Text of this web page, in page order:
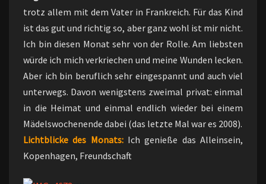
trotz allem mit dem Vater in Frankreich. Für das Kind
ist das gut und richtig so, aber ganz wohl ist mir nicht.
Ich bin diesen Monat sehr von der Rolle. Am liebsten
würde ich mich verkriechen und meine Wunden lecken.
Aber ich bin beruflich sehr eingespannt und auch viel
unterwegs. Davon wenigstens zweimal privat: einmal
in die Heimat und einmal endlich wieder bei einem
Mädelswochenende dabei (das letzte Mal war es 2008).
Lichtblicke des Monats:Ich genieße das Alleinsein,
Kopenhagen, Freundschaft